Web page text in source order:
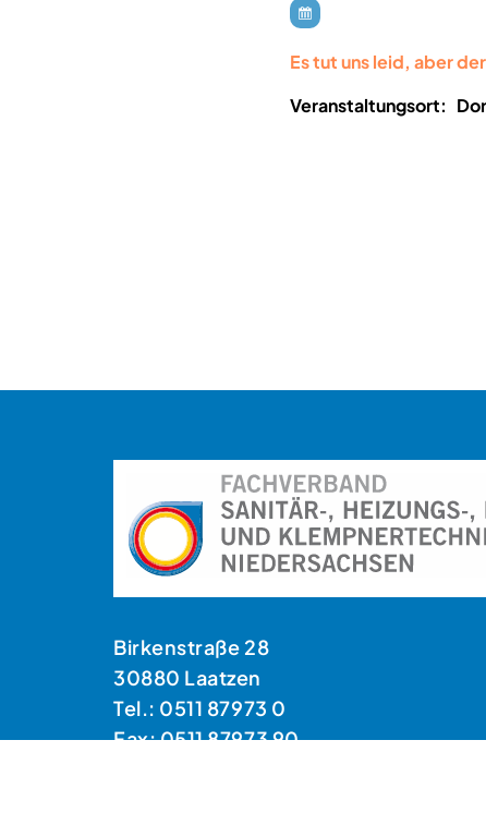
Es tut uns leid, aber
Veranstaltungsort:
Birkenstraße 28
30880 Laatzen
Tel.: 0511 87973 0
Fax: 0511 87973 90